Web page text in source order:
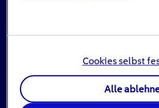
Cookies selbst
Alle